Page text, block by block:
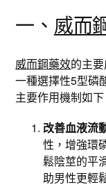
一、 威而
威而鋼藥效的主
一種選擇性5型磷
主要作用機制如下
改善血液流
性，增強環
鬆陰莖的平
助男性更輕